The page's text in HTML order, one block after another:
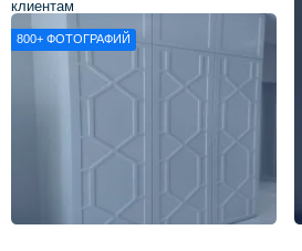
клиентам
800+ ФОТОГРАФИЙ